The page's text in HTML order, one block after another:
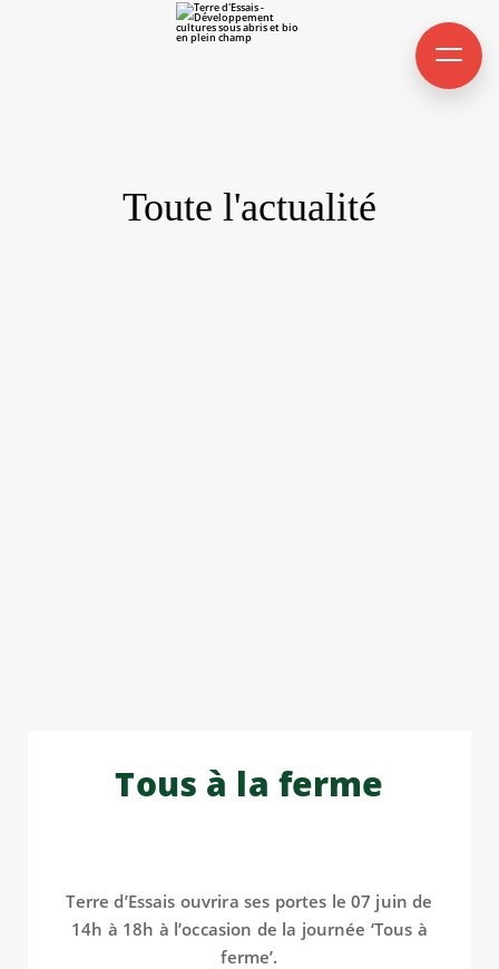
Toute l'actualité
Tous à la ferme
Terre d’Essais ouvrira ses portes le 07 juin de
14h à 18h à l’occasion de la journée ‘Tous à
ferme’.